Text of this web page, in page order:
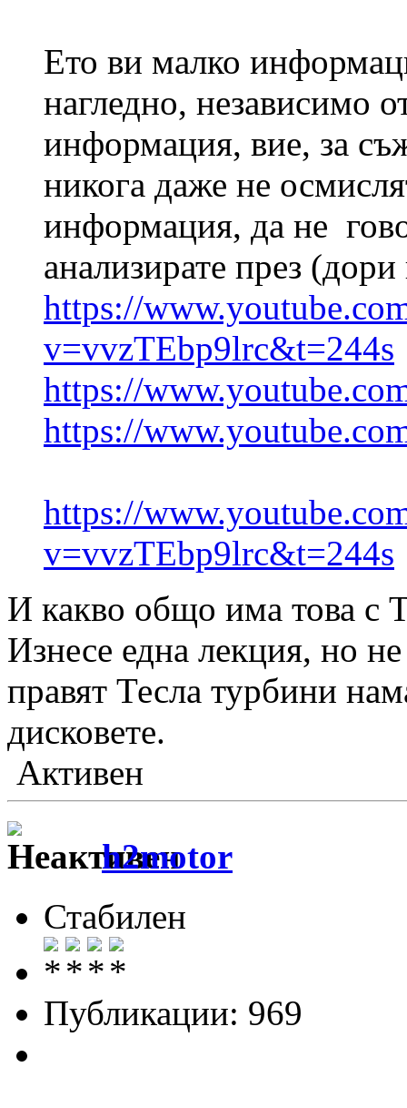
Ето ви малко
нагледно, независимо
информация, вие, за
никога даже не
информация, да не
анализирате през
https://
v=vvzTEbp9lrc&t=244s
https://
https://
https://
v=vvzTEbp9lrc&t=244s
И какво общо има това с
Изнесе една лекция, но
правят Тесла турбини
дисковете.
Активен
h2motor
Стабилен
Публикации: 969